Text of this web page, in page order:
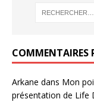
COMMENTAIRES
Arkane dans Mon
présentation de Life